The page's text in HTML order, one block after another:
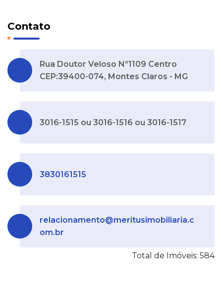
Contato
Rua Doutor Veloso Nº1109 Centro
CEP:39400-074, Montes Claros - MG
3016-1515 ou 3016-1516 ou 3016-1517
3830161515
relacionamento@meritusimobiliaria.c
om.br
Total de Imóveis: 584